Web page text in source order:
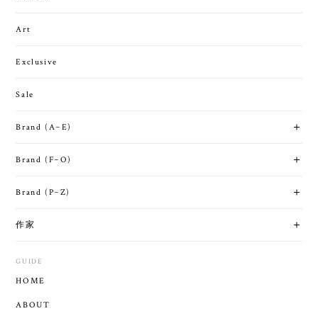
Art
Exclusive
Sale
Brand (A~E)
Brand (F~O)
Brand (P~Z)
作家
GUIDE
HOME
ABOUT